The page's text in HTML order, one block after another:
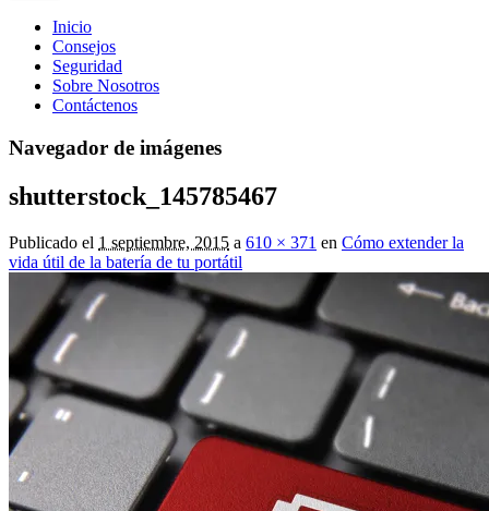
Menú
principal
Inicio
Consejos
Seguridad
Sobre Nosotros
Contáctenos
Navegador de imágenes
shutterstock_145785467
Publicado el 1 septiembre, 2015 a 610 × 371 en Cómo extender la
vida útil de la batería de tu portátil